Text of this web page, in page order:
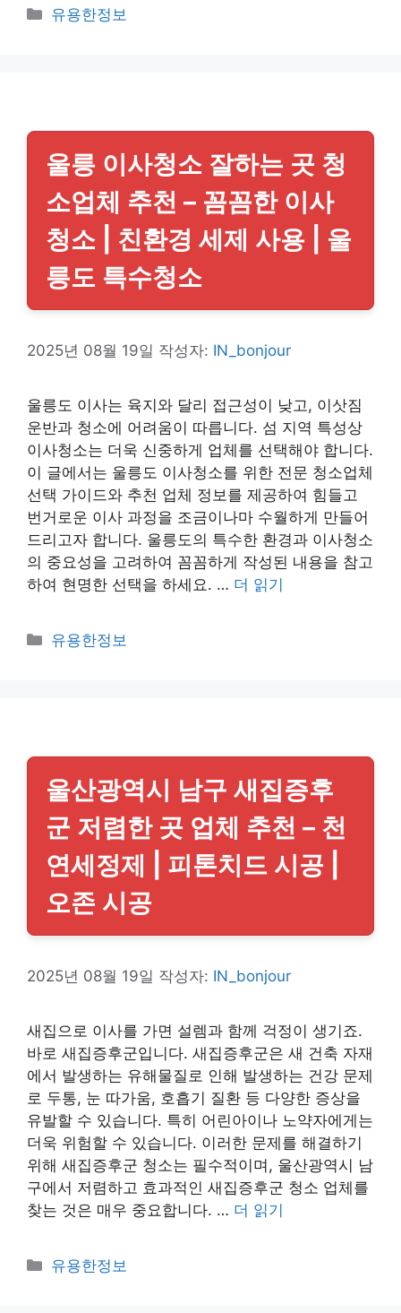
카
유용한정보
울릉 이사청소 잘하는 곳 청
소업체 추천 – 꼼꼼한 이사
청소 | 친환경 세제 사용 | 울
릉도 특수청소
2025년 08월 19일 작성자: IN_bonjour
울릉도 이사는 육지와 달리 접근성이 낮고, 이삿짐
운반과 청소에 어려움이 따릅니다. 섬 지역 특성상
이사청소는 더욱 신중하게 업체를 선택해야 합니다.
이 글에서는 울릉도 이사청소를 위한 전문 청소업체
선택 가이드와 추천 업체 정보를 제공하여 힘들고
번거로운 이사 과정을 조금이나마 수월하게 만들어
드리고자 합니다. 울릉도의 특수한 환경과 이사청소
의 중요성을 고려하여 꼼꼼하게 작성된 내용을 참고
하여 현명한 선택을 하세요. … 더 읽기
카
유용한정보
울산광역시 남구 새집증후
군 저렴한 곳 업체 추천 – 천
연세정제 | 피톤치드 시공 |
오존 시공
2025년 08월 19일 작성자: IN_bonjour
새집으로 이사를 가면 설렘과 함께 걱정이 생기죠.
바로 새집증후군입니다. 새집증후군은 새 건축 자재
에서 발생하는 유해물질로 인해 발생하는 건강 문제
로 두통, 눈 따가움, 호흡기 질환 등 다양한 증상을
유발할 수 있습니다. 특히 어린아이나 노약자에게는
더욱 위험할 수 있습니다. 이러한 문제를 해결하기
위해 새집증후군 청소는 필수적이며, 울산광역시 남
구에서 저렴하고 효과적인 새집증후군 청소 업체를
찾는 것은 매우 중요합니다. … 더 읽기
카
유용한정보